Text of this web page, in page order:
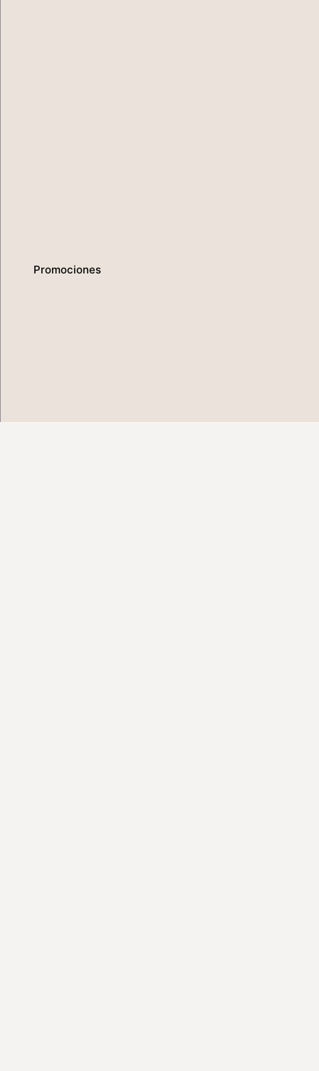
Promociones